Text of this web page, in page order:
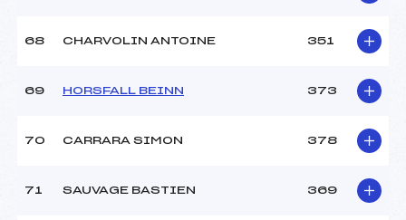
68 CHARVOLIN ANTOINE 351
69 HORSFALL BEINN 373
70 CARRARA SIMON 378
71 SAUVAGE BASTIEN 369